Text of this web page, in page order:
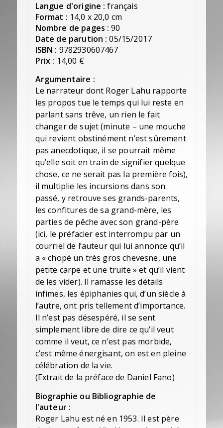
Langue d'origine : français
Format : 14,0 x 20,0 cm
Nombre de pages : 90
Date de parution : 05/15/2017
ISBN : 9782930607467
Prix : 14,00 €
Argumentaire :
Le narrateur dont Roger Lahu rapporte
les propos tue le temps qui lui reste en
parlant sans trêve, un rien le fait
changer de sujet (minute – une mouche
qui revient obstinément n’est sûrement
pas anecdotique, il se pourrait même
qu’elle soit en train de signifier quelque
chose, ce ne serait pas la première fois),
il multiplie les incursions dans son
passé, y retrouve ses grands-parents,
les confitures de sa grand-mère, les
parties de pêche avec son grand-père
(ici, le préfacier est interrompu par un
courriel de l’auteur qui lui annonce qu’il
a « chopé un très gros chevesne, une
petite carpe et une truite » et qu’il vient
de les vider). Il ramasse les détails
infimes, les épiphanies qui, d’un siècle à
l’autre, ont pris tellement d’importance.
Il n’est pas désespéré, il se sent
simplement libre de dire ce qu’il veut
comme il veut, ce n’est pas morbide,
c’est même énergisant, on est en pleine
célébration de la vie.
(Extrait de la préface de Daniel Fano)
Biographie ou Bibliographie de
l'auteur :
Roger Lahu est né en 1953. Il est père